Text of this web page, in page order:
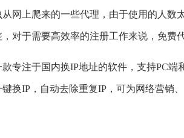
网上爬来的一些代理，由于使用的人
对于需要高效率的注册工作来说，免费
专注于国内换IP地址的软件，支持PC
换IP，自动去除重复IP，可为网络营销